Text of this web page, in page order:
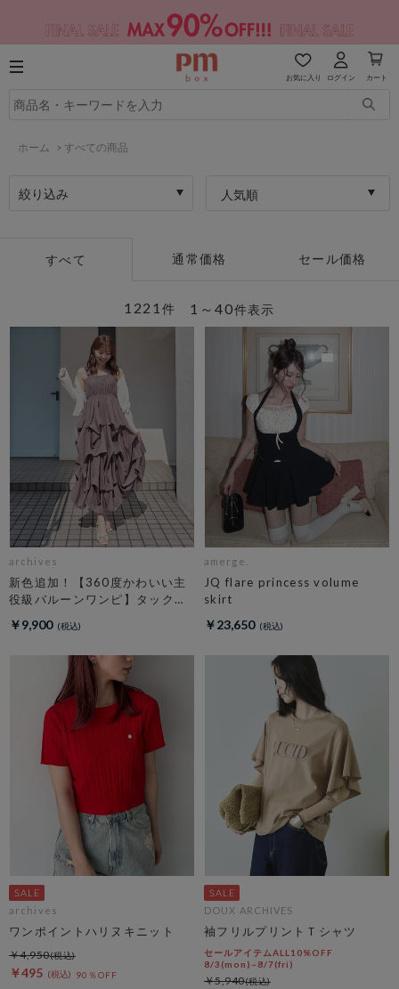
お気に入り ログイン カート
ホーム > すべての商品
絞り込み 人気順
すべて 通常価格 セール価格
1～40件表示
1221 件
archives
新色追加！【360度かわいい主
役級バルーンワンピ】タックバ
ース
￥9,900
amerge.
JQ flare princess volume
skirt
￥23,650
archives
ワンポイントハリヌキニット
￥495 90％OFF
￥4,950
DOUX ARCHIVES
袖フリルプリントＴシャツ
セールアイテムALL10%OFF
8/3(mon)~8/7(fri)
￥5,940